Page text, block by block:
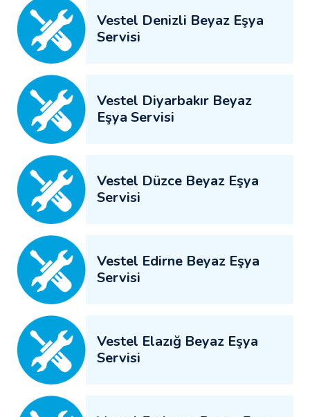
Vestel Denizli Beyaz Eşya
Servisi
Vestel Diyarbakır Beyaz
Eşya Servisi
Vestel Düzce Beyaz Eşya
Servisi
Vestel Edirne Beyaz Eşya
Servisi
Vestel Elazığ Beyaz Eşya
Servisi